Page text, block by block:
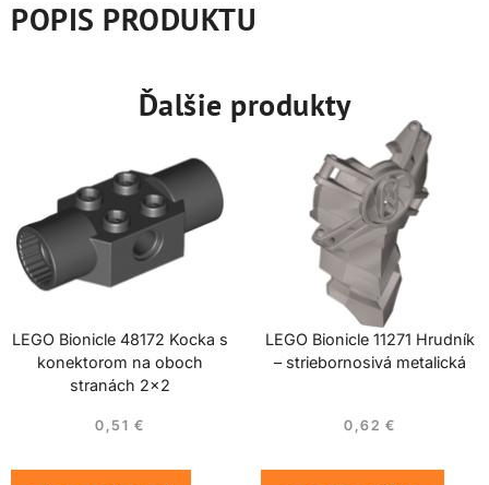
POPIS PRODUKTU
Ďalšie produkty
LEGO Bionicle 48172 Kocka s
konektorom na oboch
stranách 2×2
0,51 €
LEGO Bionicle 11271 Hrudník
– striebornosivá metalická
0,62 €